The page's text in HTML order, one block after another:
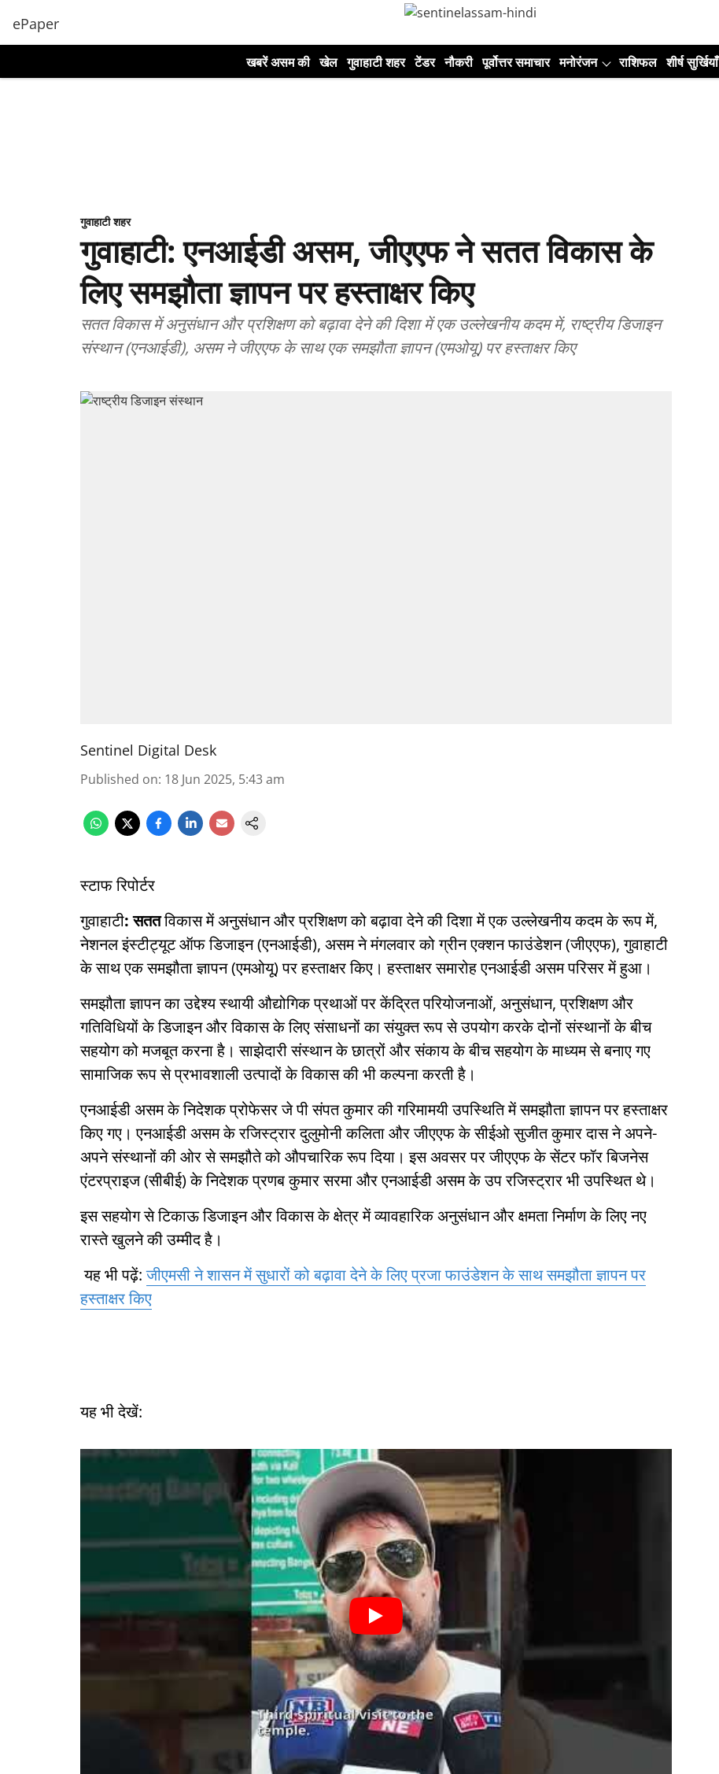
ePaper
खबरें असम की खेल गुवाहाटी शहर टेंडर नौकरी पूर्वोत्तर समाचार मनोरंजन राशिफल शीर्ष सुर्खियाँ
गुवाहाटी शहर
गुवाहाटी: एनआईडी असम, जीएएफ ने सतत विकास के
लिए समझौता ज्ञापन पर हस्ताक्षर किए
सतत विकास में अनुसंधान और प्रशिक्षण को बढ़ावा देने की दिशा में एक उल्लेखनीय कदम में, राष्ट्रीय डिजाइन
संस्थान (एनआईडी), असम ने जीएएफ के साथ एक समझौता ज्ञापन (एमओयू) पर हस्ताक्षर किए
Sentinel Digital Desk
Published on: 18 Jun 2025, 5:43 am
स्टाफ रिपोर्टर
गुवाहाटी: सततविकास में अनुसंधान और प्रशिक्षण को बढ़ावा देने की दिशा में एक उल्लेखनीय कदम के रूप में,
नेशनल इंस्टीट्यूट ऑफ डिजाइन (एनआईडी), असम ने मंगलवार को ग्रीन एक्शन फाउंडेशन (जीएएफ), गुवाहाटी
के साथ एक समझौता ज्ञापन (एमओयू) पर हस्ताक्षर किए। हस्ताक्षर समारोह एनआईडी असम परिसर में हुआ।
समझौता ज्ञापन का उद्देश्य स्थायी औद्योगिक प्रथाओं पर केंद्रित परियोजनाओं, अनुसंधान, प्रशिक्षण और
गतिविधियों के डिजाइन और विकास के लिए संसाधनों का संयुक्त रूप से उपयोग करके दोनों संस्थानों के बीच
सहयोग को मजबूत करना है। साझेदारी संस्थान के छात्रों और संकाय के बीच सहयोग के माध्यम से बनाए गए
सामाजिक रूप से प्रभावशाली उत्पादों के विकास की भी कल्पना करती है।
एनआईडी असम के निदेशक प्रोफेसर जे पी संपत कुमार की गरिमामयी उपस्थिति में समझौता ज्ञापन पर हस्ताक्षर
किए गए। एनआईडी असम के रजिस्ट्रार दुलुमोनी कलिता और जीएएफ के सीईओ सुजीत कुमार दास ने अपने-
अपने संस्थानों की ओर से समझौते को औपचारिक रूप दिया। इस अवसर पर जीएएफ के सेंटर फॉर बिजनेस
एंटरप्राइज (सीबीई) के निदेशक प्रणब कुमार सरमा और एनआईडी असम के उप रजिस्ट्रार भी उपस्थित थे।
इस सहयोग से टिकाऊ डिजाइन और विकास के क्षेत्र में व्यावहारिक अनुसंधान और क्षमता निर्माण के लिए नए
रास्ते खुलने की उम्मीद है।
यह भी पढ़ें:जीएमसी ने शासन में सुधारों को बढ़ावा देने के लिए प्रजा फाउंडेशन के साथ समझौता ज्ञापन पर
हस्ताक्षर किए
यह भी देखें: